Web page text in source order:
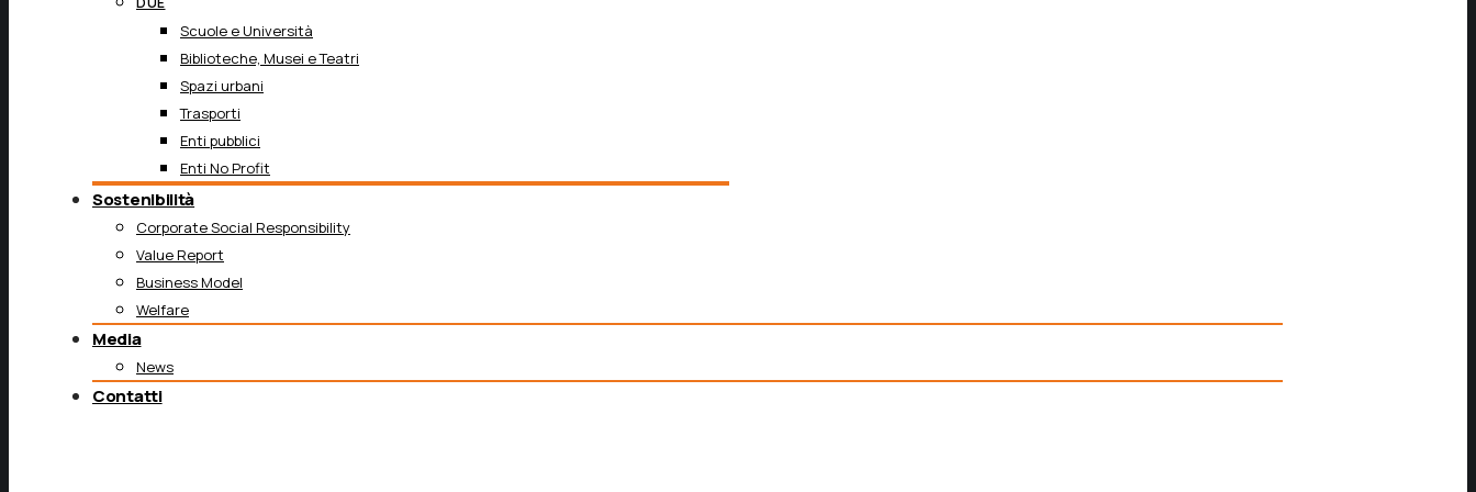
Scuole e Università
Biblioteche, Musei e Teatri
Spazi urbani
Trasporti
Enti pubblici
Enti No Profit
Sostenibilità
Corporate Social Responsibility
Value Report
Business Model
Welfare
Media
News
Contatti